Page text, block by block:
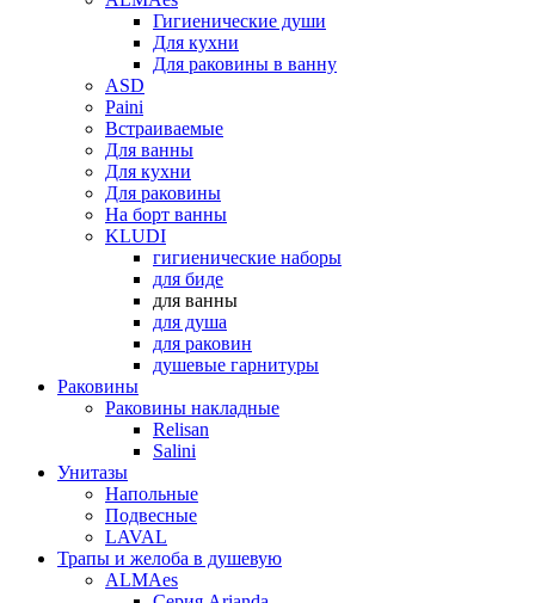
Гигиенические души
Для кухни
Для раковины в ванну
ASD
Paini
Встраиваемые
Для ванны
Для кухни
Для раковины
На борт ванны
KLUDI
гигиенические наборы
для биде
для ванны
для душа
для раковин
душевые гарнитуры
Раковины
Раковины накладные
Relisan
Salini
Унитазы
Напольные
Подвесные
LAVAL
Трапы и желоба в душевую
ALMAes